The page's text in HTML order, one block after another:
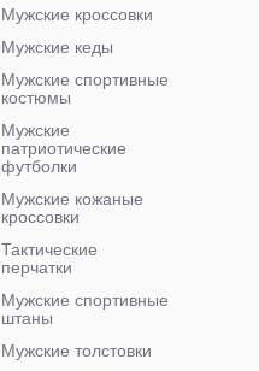
Мужские кроссовки
Мужские кеды
Мужские спортивные
костюмы
Мужские
патриотические
футболки
Мужские кожаные
кроссовки
Тактические
перчатки
Мужские спортивные
штаны
Мужские толстовки